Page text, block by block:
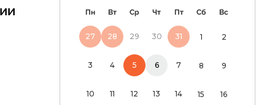
Пн Вт Ср Чт Пт Сб Вс
27 28 29 30 31 1 2
3 4 5 6 7 8 9
10 11 12 13 14 15 16
и мир:
морской
нужен не